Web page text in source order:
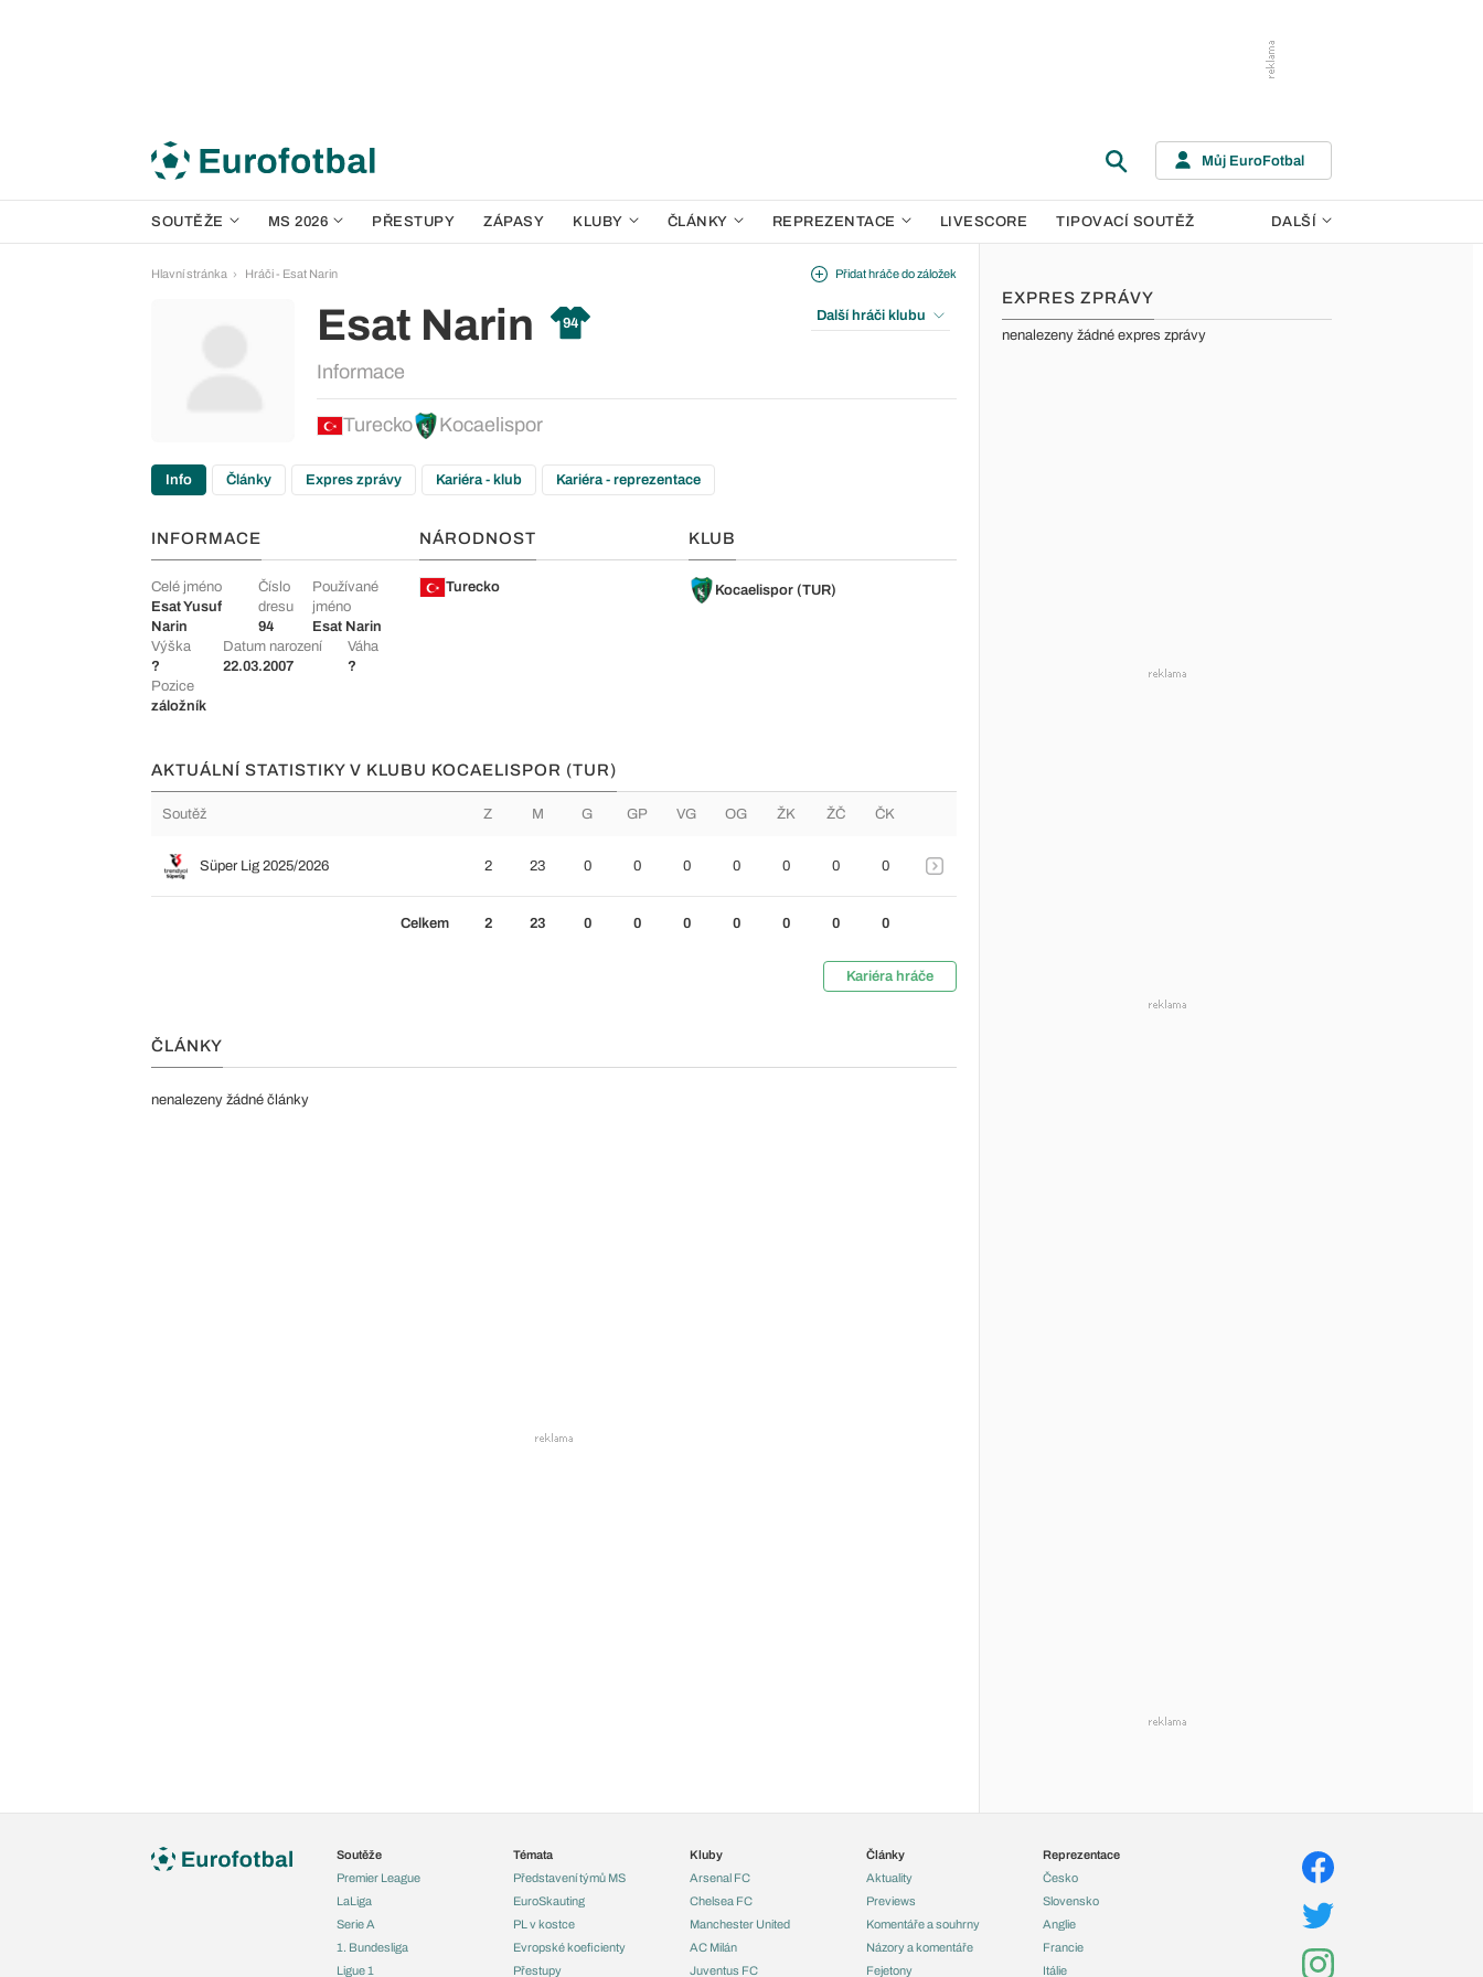
Můj EuroFotbal
SOUTĚŽE MS 2026 PŘESTUPY ZÁPASY KLUBY ČLÁNKY REPREZENTACE LIVESCORE TIPOVACÍ SOUTĚŽ DALŠÍ
Hlavní stránka Hráči - Esat Narin
Esat Narin 94
Informace
Turecko Kocaelispor
Přidat hráče do záložek
Další hráči klubu
Info Články Expres zprávy Kariéra - klub Kariéra - reprezentace
INFORMACE
Celé jméno
Esat Yusuf
Narin
Číslo
dresu
94
Používané
jméno
Esat Narin
Výška
?
Datum narození
22.03.2007
Váha
?
Pozice
záložník
NÁRODNOST
Turecko
KLUB
Kocaelispor (TUR)
AKTUÁLNÍ STATISTIKY V KLUBU KOCAELISPOR (TUR)
Soutěž Z M G GP VG OG ŽK ŽČ ČK
Süper Lig 2025/2026 2 23 0 0 0 0 0 0 0
Celkem 2 23 0 0 0 0 0 0 0
Kariéra hráče
ČLÁNKY
nenalezeny žádné články
EXPRES ZPRÁVY
nenalezeny žádné expres zprávy
Soutěže
Premier League
LaLiga
Serie A
1. Bundesliga
Ligue 1
Témata
Představení týmů MS
EuroSkauting
PL v kostce
Evropské koeficienty
Přestupy
Kluby
Arsenal FC
Chelsea FC
Manchester United
AC Milán
Juventus FC
Články
Aktuality
Previews
Komentáře a souhrny
Názory a komentáře
Fejetony
Reprezentace
Česko
Slovensko
Anglie
Francie
Itálie